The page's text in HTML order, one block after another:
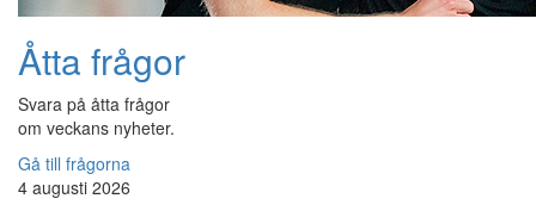
Åtta frågor
Svara på åtta frågor
om veckans nyheter.
Gå till frågorna
4 augusti 2026